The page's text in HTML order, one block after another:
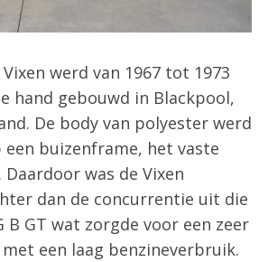
Vixen werd van 1967 tot 1973
hand gebouwd in Blackpool,
De body van polyester werd
buizenframe, het vaste
Daardoor was de Vixen
dan de concurrentie uit die
B GT wat zorgde voor een zeer
een laag benzineverbruik.